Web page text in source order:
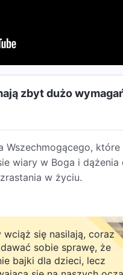
zbyt dużo
Wszechmogącego,
wiary w Boga i
w życiu.
się nasilają, coraz
sobie sprawę, że
bajki dla dzieci, lecz